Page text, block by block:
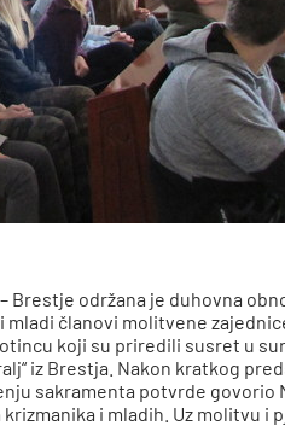
Brestje održana je duhovna
članovi molitvene
koji su priredili susret u
iz Brestja. Nakon kratkog
sakramenta potvrde govorio
i mladih. Uz molitvu i